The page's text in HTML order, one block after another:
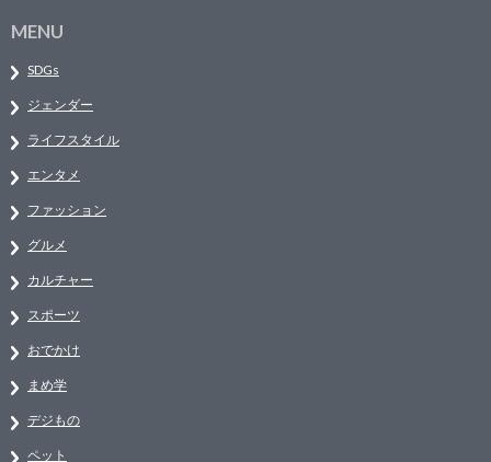
MENU
SDGs
ジェンダー
ライフスタイル
エンタメ
ファッション
グルメ
カルチャー
スポーツ
おでかけ
まめ学
デジもの
ペット